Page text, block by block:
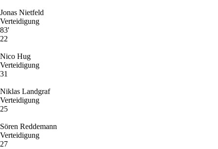
Jonas Nietfeld
Verteidigung
83'
22
Nico Hug
Verteidigung
31
Niklas Landgraf
Verteidigung
25
Sören Reddemann
Verteidigung
27